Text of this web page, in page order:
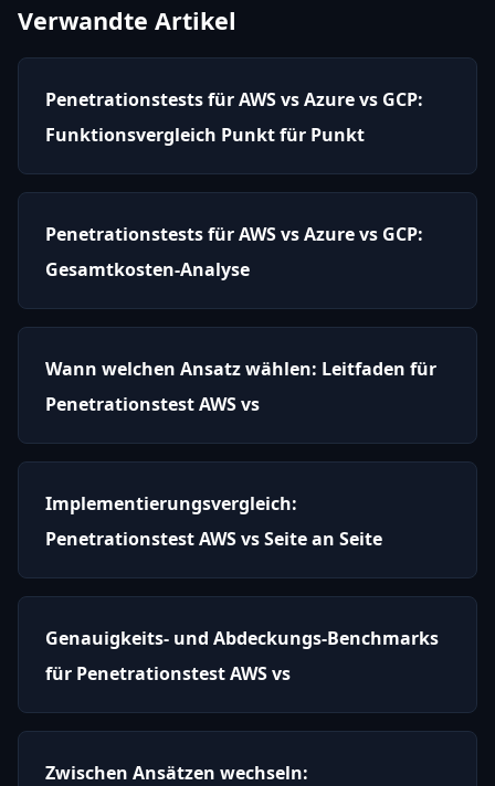
Verwandte Artikel
Penetrationstests für AWS vs Azure vs GCP:
Funktionsvergleich Punkt für Punkt
Penetrationstests für AWS vs Azure vs GCP:
Gesamtkosten-Analyse
Wann welchen Ansatz wählen: Leitfaden für
Penetrationstest AWS vs
Implementierungsvergleich:
Penetrationstest AWS vs Seite an Seite
Genauigkeits- und Abdeckungs-Benchmarks
für Penetrationstest AWS vs
Zwischen Ansätzen wechseln: